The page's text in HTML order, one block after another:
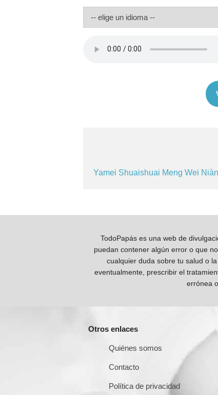
Yamei Shuaishuai Meng Wei
TodoPapás es una web de
puedan contener algún error o que
cualquier duda sobre tu salud o
eventualmente, prescribir el
errónea
Otros enlaces
Quiénes somos
Contacto
Política de privacidad